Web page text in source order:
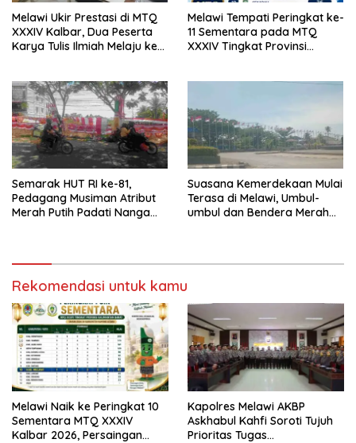
Melawi Ukir Prestasi di MTQ
XXXIV Kalbar, Dua Peserta
Karya Tulis Ilmiah Melaju ke
Melawi Tempati Peringkat ke-
11 Sementara pada MTQ
XXXIV Tingkat Provinsi
Semarak HUT RI ke-81,
Pedagang Musiman Atribut
Merah Putih Padati Nanga
Suasana Kemerdekaan Mulai
Terasa di Melawi, Umbul-
umbul dan Bendera Merah
Rekomendasi untuk kamu
Melawi Naik ke Peringkat 10
Sementara MTQ XXXIV
Kalbar 2026, Persaingan
Kapolres Melawi AKBP
Askhabul Kahfi Soroti Tujuh
Prioritas Tugas